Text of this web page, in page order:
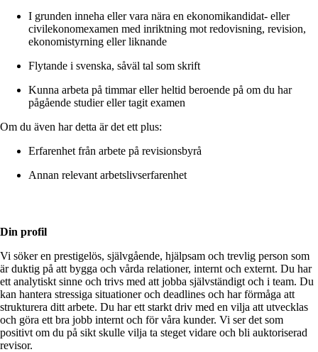
I grunden inneha eller vara nära en ekonomikandidat- eller
civilekonomexamen med inriktning mot redovisning, revision,
ekonomistyrning eller liknande
Flytande i svenska, såväl tal som skrift
Kunna arbeta på timmar eller heltid beroende på om du har
pågående studier eller tagit examen
Om du även har detta är det ett plus:
Erfarenhet från arbete på revisionsbyrå
Annan relevant arbetslivserfarenhet
Din profil
Vi söker en prestigelös, självgående, hjälpsam och trevlig person som
är duktig på att bygga och vårda relationer, internt och externt. Du har
ett analytiskt sinne och trivs med att jobba självständigt och i team. Du
kan hantera stressiga situationer och deadlines och har förmåga att
strukturera ditt arbete. Du har ett starkt driv med en vilja att utvecklas
och göra ett bra jobb internt och för våra kunder. Vi ser det som
positivt om du på sikt skulle vilja ta steget vidare och bli auktoriserad
revisor.